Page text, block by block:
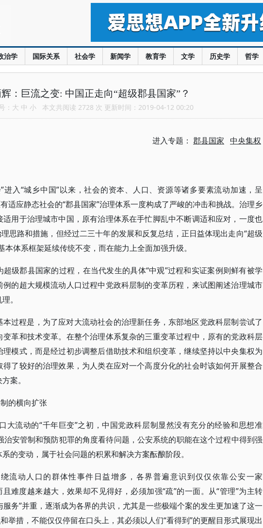
治学 国际关系 社会学 新闻学 教育学 文学 历史学 哲学
：巨流之变: 中国正走向“超级郡县国家”？
： 大 中 小 本文共阅读 2728 次 更新时间：2019-04-12 00:20
进入专题： 郡县国家 中央集权
进入“城乡中国”以来，社会的资本、人口、资源等诸多要素流动加速，呈
适应静态社会的“郡县国家”治理体系一度构成了严峻的冲击和挑战。治理乡
用于治理城市中国，原有治理体系在手忙脚乱中不断调适和应对，一度也
思路和措施，但经过二三十年的发展和反复总结，正日益体现出走向“超级
本体系框架延续传统不变，而在能力上全面加强升级。
级郡县国家的过程，在当代发生的具体“中观”过程和实证案例则鲜有被学
的超大规模流动人口过程中党政科层制的变革历程，来试图阐述治理城市
。
过程是，为了应对大流动社会的治理新任务，东部地区党政科层制尝试了
革和技术变革。在整个治理体系复杂的三重变革过程中，原有的党政科层
模式，而是经过初步调整后借助技术和组织变革，继续坚持以中央集权为
了较好的治理效果，为人类在应对一个高度分化的社会时该如何开展整合
案。
的横向扩张
大流动的“千年巨变”之初，中国党政科层制显然没有充分的经验和思想准
安管制和预防犯罪的角度看待问题，公安系统的职能在这个过程中得到强
的变动，属于社会问题的积累和解决方案酝酿阶段。
流动人口的群体性事件日益增多，各界普遍意识到仅仅依靠公安一家
难度越来越大，效果却不见得好，必须加强“疏”的一面。从“管理”为主转
服务”并重，逐渐成为各界的共识，尤其是一些极端个案的发生更加速了这一
举措，不能仅仅停留在口头上，其必须以人们“看得到”的更醒目形式展现出